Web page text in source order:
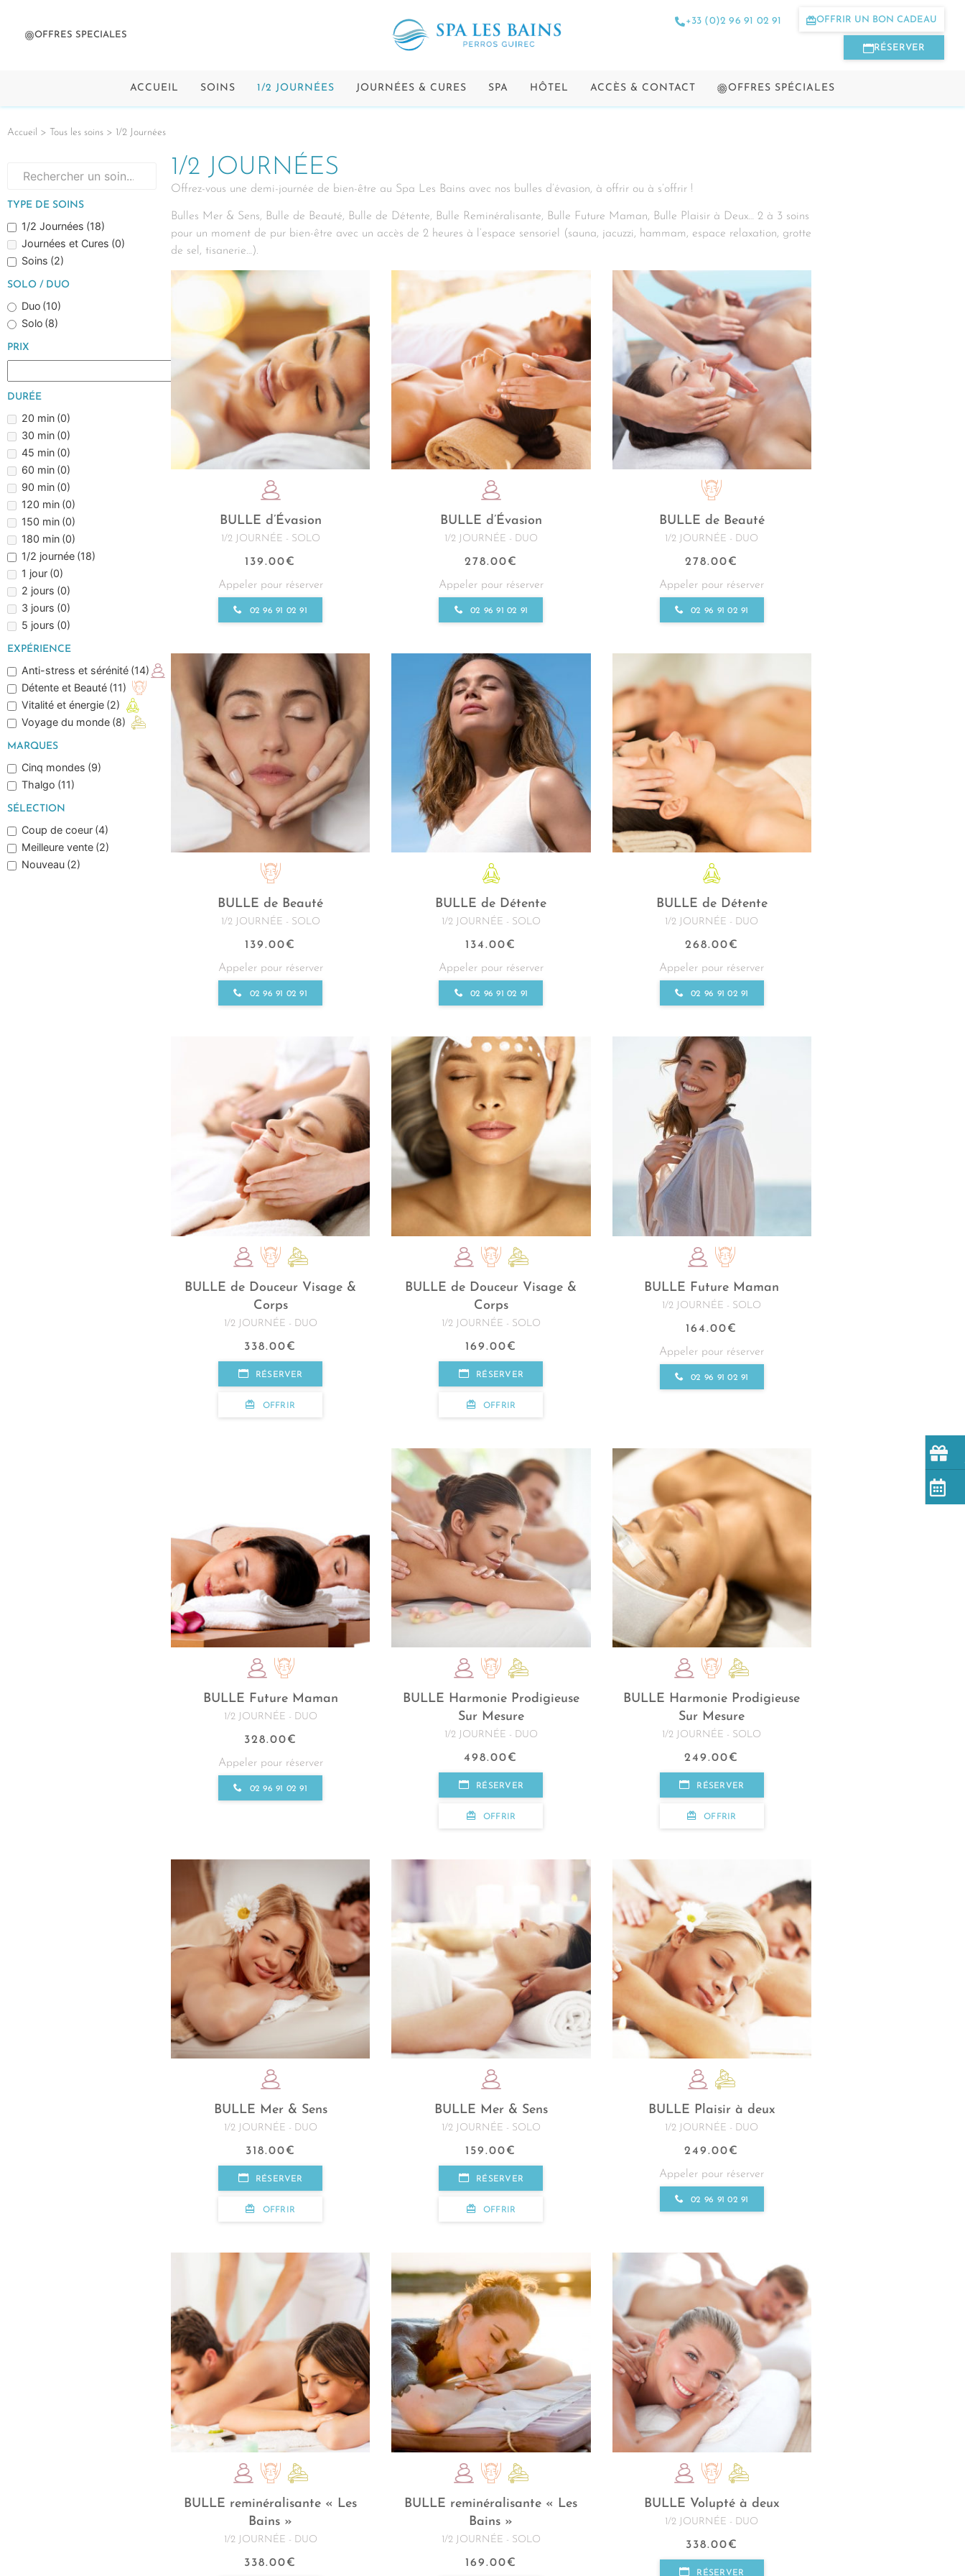
OFFRES SPECIALES
+33 (0)2 96 91 02 91 OFFRIR UN BON CADEAU
RÉSERVER
ACCUEIL SOINS 1/2 JOURNÉES JOURNÉES & CURES SPA HÔTEL ACCÈS & CONTACT OFFRES SPÉCIALES
Accueil > Tous les soins > 1/2 Journées
TYPE DE SOINS
1/2 Journées (18)
Journées et Cures (0)
Soins (2)
SOLO / DUO
Duo (10)
Solo (8)
PRIX
DURÉE
20 min (0)
30 min (0)
45 min (0)
60 min (0)
90 min (0)
120 min (0)
150 min (0)
180 min (0)
1/2 journée (18)
1 jour (0)
2 jours (0)
3 jours (0)
5 jours (0)
EXPÉRIENCE
Anti-stress et sérénité (14)
Détente et Beauté (11)
Vitalité et énergie (2)
Voyage du monde (8)
MARQUES
Cinq mondes (9)
Thalgo (11)
SÉLECTION
Coup de coeur (4)
Meilleure vente (2)
Nouveau (2)
1/2 JOURNÉES
Offrez-vous une demi-journée de bien-être au Spa Les Bains avec nos bulles d’évasion, à offrir ou à s’offrir !
Bulles Mer & Sens, Bulle de Beauté, Bulle de Détente, Bulle Reminéralisante, Bulle Future Maman, Bulle Plaisir à Deux… 2 à 3 soins
pour un moment de pur bien-être avec un accès de 2 heures à l’espace sensoriel (sauna, jacuzzi, hammam, espace relaxation, grotte
de sel, tisanerie…).
BULLE d’Évasion
1/2 JOURNÉE - SOLO
139.00€
Appeler pour réserver
02 96 91 02 91
BULLE d’Évasion
1/2 JOURNÉE - DUO
278.00€
Appeler pour réserver
02 96 91 02 91
BULLE de Beauté
1/2 JOURNÉE - DUO
278.00€
Appeler pour réserver
02 96 91 02 91
BULLE de Beauté
1/2 JOURNÉE - SOLO
139.00€
Appeler pour réserver
02 96 91 02 91
BULLE de Détente
1/2 JOURNÉE - SOLO
134.00€
Appeler pour réserver
02 96 91 02 91
BULLE de Détente
1/2 JOURNÉE - DUO
268.00€
Appeler pour réserver
02 96 91 02 91
BULLE de Douceur Visage &
Corps
1/2 JOURNÉE - DUO
338.00€
RÉSERVER
OFFRIR
BULLE de Douceur Visage &
Corps
1/2 JOURNÉE - SOLO
169.00€
RÉSERVER
OFFRIR
BULLE Future Maman
1/2 JOURNÉE - SOLO
164.00€
Appeler pour réserver
02 96 91 02 91
BULLE Future Maman
1/2 JOURNÉE - DUO
328.00€
Appeler pour réserver
02 96 91 02 91
BULLE Harmonie Prodigieuse
Sur Mesure
1/2 JOURNÉE - DUO
498.00€
RÉSERVER
OFFRIR
BULLE Harmonie Prodigieuse
Sur Mesure
1/2 JOURNÉE - SOLO
249.00€
RÉSERVER
OFFRIR
BULLE Mer & Sens
1/2 JOURNÉE - DUO
318.00€
RÉSERVER
OFFRIR
BULLE Mer & Sens
1/2 JOURNÉE - SOLO
159.00€
RÉSERVER
OFFRIR
BULLE Plaisir à deux
1/2 JOURNÉE - DUO
249.00€
Appeler pour réserver
02 96 91 02 91
BULLE reminéralisante « Les
Bains »
1/2 JOURNÉE - DUO
338.00€
BULLE reminéralisante « Les
Bains »
1/2 JOURNÉE - SOLO
169.00€
BULLE Volupté à deux
1/2 JOURNÉE - DUO
338.00€
RÉSERVER